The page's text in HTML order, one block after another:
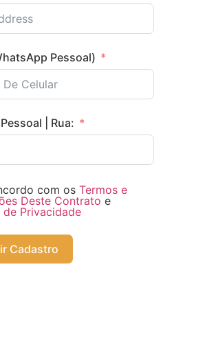
Pessoal)
| Rua:
com os Termos e
Deste Contrato e
de Privacidade
Cadastro